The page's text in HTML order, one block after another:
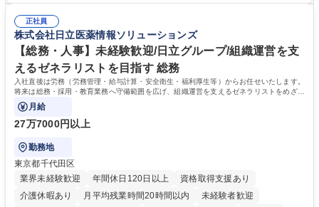
正社員
株式会社日立医薬情報ソリューションズ
【総務・人事】未経験歓迎/日立グループ/組織運営を支
えるゼネラリストを目指す 総務
入社直後は労務（労務管理・給与計算・安全衛生・福利厚生等）からお任せいたします。
将来は総務・採用・教育業務へ守備範囲を広げ、組織運営を支えるゼネラリストをめざせ
ます。
月給
27万7000円以上
勤務地
東京都千代田区
業界未経験歓迎
年間休日120日以上
資格取得支援あり
介護休暇あり
月平均残業時間20時間以内
未経験者歓迎